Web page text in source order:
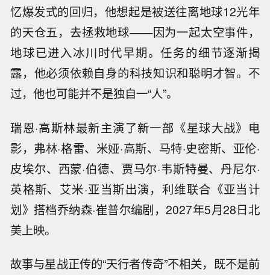
忆爆发式的回归，他想起是被送往离地球12光年
的天仓五，去拯救地球——因为一起太空事件，
地球已进入冰川时代早期。任务的细节逐渐揭
露，他必须依赖自身的科技知识和聪明才智。不
过，他也可能并不是独自一“人”。
瑞恩·高斯林最新主演了新一部《星球大战》电
影，弗林·格雷、米娅·高斯、马特·史密斯、亚伦·
皮埃尔、西蒙·伯德、贾马尔·韦斯特曼、丹尼尔·
英格斯、艾米·亚当斯出演，利维联合《亚当计
划》搭档乔纳森·崔普尔编剧，2027年5月28日北
美上映。
故事与星战正传的“天行者传奇”不相关，既不是前